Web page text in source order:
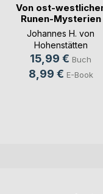
Von ost-
Runen-Mysterien
Johannes H. von
Hohenstätten
15,99 € Buch
8,99 € E-Book